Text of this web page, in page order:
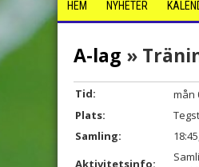
HEM NYHETER
A-lag »
Tid:
mån
Plats:
Samling:
Aktivitetsinfo: